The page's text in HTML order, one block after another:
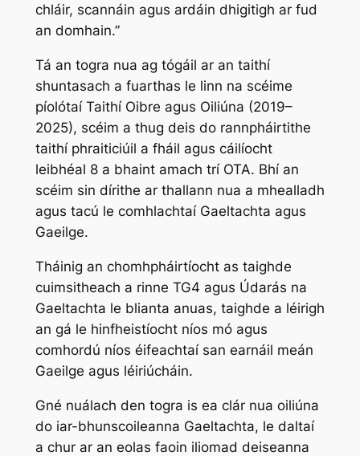
chláir, scannáin agus ardáin dhigitigh ar fud
an domhain.”
Tá an togra nua ag tógáil ar an taithí
shuntasach a fuarthas le linn na scéime
píolótaí Taithí Oibre agus Oiliúna (2019–
2025), scéim a thug deis do rannpháirtithe
taithí phraiticiúil a fháil agus cáilíocht
leibhéal 8 a bhaint amach trí OTA. Bhí an
scéim sin dírithe ar thallann nua a mhealladh
agus tacú le comhlachtaí Gaeltachta agus
Gaeilge.
Tháinig an chomhpháirtíocht as taighde
cuimsitheach a rinne TG4 agus Údarás na
Gaeltachta le blianta anuas, taighde a léirigh
an gá le hinfheistíocht níos mó agus
comhordú níos éifeachtaí san earnáil meán
Gaeilge agus léiriúcháin.
Gné nuálach den togra is ea clár nua oiliúna
do iar-bhunscoileanna Gaeltachta, le daltaí
a chur ar an eolas faoin iliomad deiseanna